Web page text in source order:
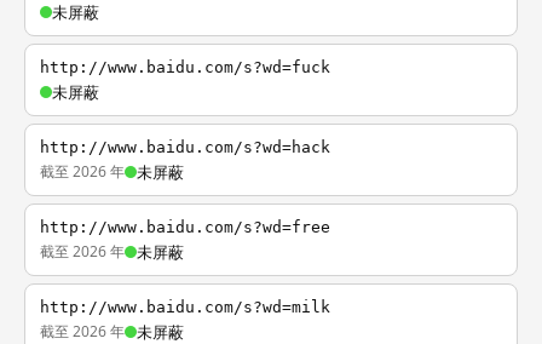
未屏蔽
http://www.baidu.com/s?wd=fuck
未屏蔽
http://www.baidu.com/s?wd=hack
截至 2026 年 未屏蔽
http://www.baidu.com/s?wd=free
截至 2026 年 未屏蔽
http://www.baidu.com/s?wd=milk
截至 2026 年 未屏蔽